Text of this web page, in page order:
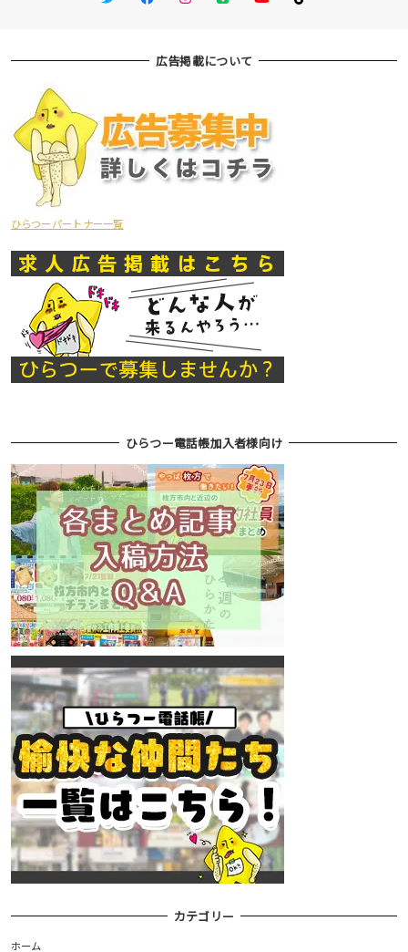
広告掲載について
ひらつーパートナー一覧
ひらつー電話帳加入者様向け
カテゴリー
ホーム